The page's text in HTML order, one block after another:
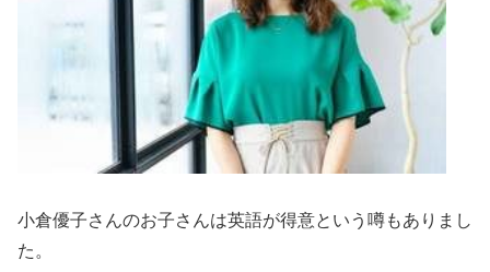
小倉優子さんのお子さんは英語が得意という噂もありまし
た。